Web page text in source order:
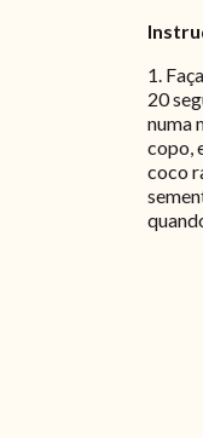
1.
20
numa
copo,
coco